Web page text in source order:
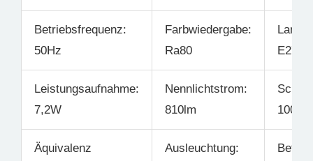
Betriebsfrequenz:
50Hz
Farbwiedergabe:
Ra80
E27
Leistungsaufnahme:
7,2W
Nennlichtstrom:
810lm
Äquivalenz
Ausleuchtung: